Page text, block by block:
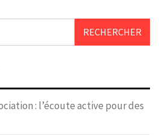
: l’écoute active pour des